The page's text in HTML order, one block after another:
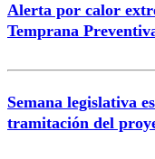
Alerta por calor
Temprana
Semana legislativa
tramitación del